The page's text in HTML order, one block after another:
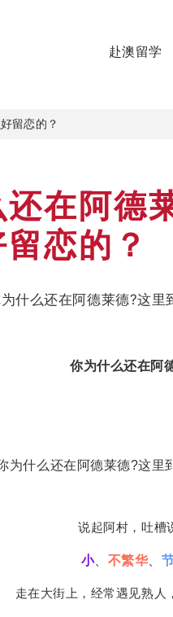
赴澳留学
留恋的？
在阿德
恋的？
你为什么还在阿
说起阿村，吐槽
小、 不繁华、
走在大街上，经常遇见熟人